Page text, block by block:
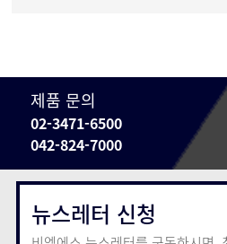
제품 문의
02-3471-6500
042-824-7000
뉴스레터 신청